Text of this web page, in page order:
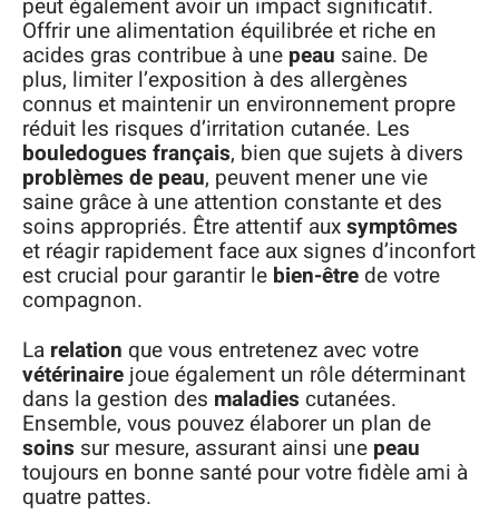
peut également avoir un impact significatif.
Offrir une alimentation équilibrée et riche en
acides gras contribue à une peau saine. De
plus, limiter l’exposition à des allergènes
connus et maintenir un environnement propre
réduit les risques d’irritation cutanée. Les
bouledogues français, bien que sujets à divers
problèmes de peau, peuvent mener une vie
saine grâce à une attention constante et des
soins appropriés. Être attentif auxsymptômes
et réagir rapidement face aux signes d’inconfort
est crucial pour garantir le bien-être de votre
compagnon.
La relation que vous entretenez avec votre
vétérinaire joue également un rôle déterminant
dans la gestion des maladies cutanées.
Ensemble, vous pouvez élaborer un plan de
soins sur mesure, assurant ainsi une peau
toujours en bonne santé pour votre fidèle ami à
quatre pattes.